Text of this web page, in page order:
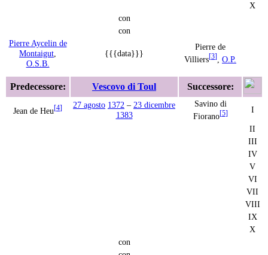
X
con
con
Pierre Aycelin de
Montaigut,
O.S.B.
{{{data}}}
Pierre de
Villiers[3], O.P.
Predecessore: Vescovo di Toul Successore:
Jean de Heu[4] 27 agosto 1372 – 23 dicembre
1383
Savino di
Fiorano[5]
I
II
III
IV
V
VI
VII
VIII
IX
X
con